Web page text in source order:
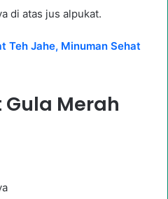
di atas jus alpukat.
Teh Jahe, Minuman Sehat
Merah